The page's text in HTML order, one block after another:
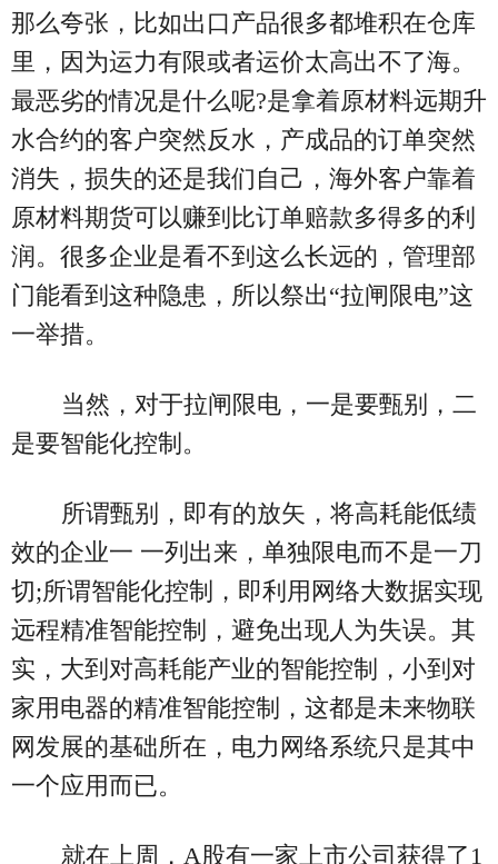
那么夸张，比如出口产品很多都堆积在仓库
里，因为运力有限或者运价太高出不了海。
最恶劣的情况是什么呢?是拿着原材料远期升
水合约的客户突然反水，产成品的订单突然
消失，损失的还是我们自己，海外客户靠着
原材料期货可以赚到比订单赔款多得多的利
润。很多企业是看不到这么长远的，管理部
门能看到这种隐患，所以祭出“拉闸限电”这
一举措。
当然，对于拉闸限电，一是要甄别，二
是要智能化控制。
所谓甄别，即有的放矢，将高耗能低绩
效的企业一 一列出来，单独限电而不是一刀
切;所谓智能化控制，即利用网络大数据实现
远程精准智能控制，避免出现人为失误。其
实，大到对高耗能产业的智能控制，小到对
家用电器的精准智能控制，这都是未来物联
网发展的基础所在，电力网络系统只是其中
一个应用而已。
就在上周，A股有一家上市公司获得了1